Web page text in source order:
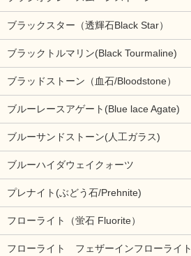
ブラックスター（透輝石Black Star）
ブラックトルマリン(Black Tourmaline)
ブラッドストーン（血石/Bloodstone）
ブルーレースアゲート(Blue lace Agate)
ブルーサンドストーン(人工ガラス)
ブルーハイダウェイクォーツ
プレナイト(ぶどう石/Prehnite)
フローライト（蛍石 Fluorite）
フローライト フェザーインフローライト